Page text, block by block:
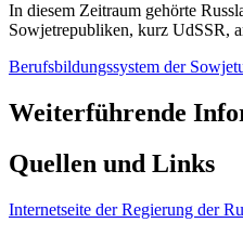
In diesem Zeitraum gehörte
Sowjetrepubliken, kurz UdSSR,
Berufsbildungssystem der
Weiterführende
Quellen und Links
Internetseite der Regierung der